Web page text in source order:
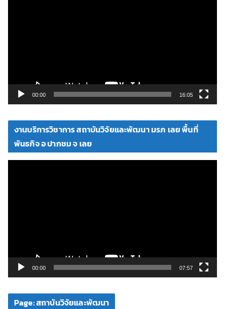
ดี
00:00 16:05
งานบริการวิชาการ สถาบันวิจัยและพัฒนา มรภ เลย พื้นที่
พันธกิจ อ ปากชม จ เลย
ดี
00:00 07:57
Page: สถาบันวิจัยและพัฒนา